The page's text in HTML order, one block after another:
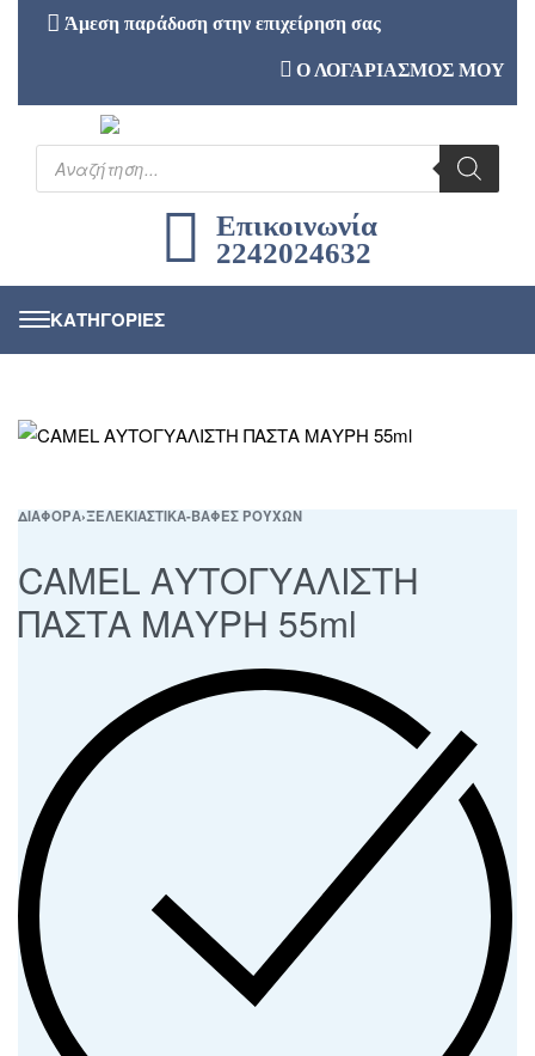
Άμεση παράδοση στην επιχείρηση σας
Ο ΛΟΓΑΡΙΑΣΜΟΣ ΜΟΥ
Επικοινωνία
2242024632
ΔΙΑΦΟΡΑ›ΞΕΛΕΚΙΑΣΤΙΚΑ-ΒΑΦΕΣ ΡΟΥΧΩΝ
CAMEL ΑΥΤΟΓΥΑΛΙΣΤΗ
ΠΑΣΤΑ ΜΑΥΡΗ 55ml